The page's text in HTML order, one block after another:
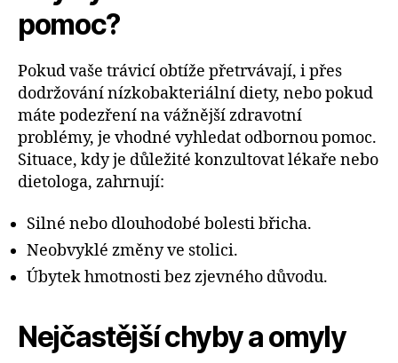
pomoc?
Pokud vaše trávicí obtíže přetrvávají, i přes
dodržování nízkobakteriální diety, nebo pokud
máte podezření na vážnější zdravotní
problémy, je vhodné vyhledat odbornou pomoc.
Situace, kdy je důležité konzultovat lékaře nebo
dietologa, zahrnují:
Silné nebo dlouhodobé bolesti břicha.
Neobvyklé změny ve stolici.
Úbytek hmotnosti bez zjevného důvodu.
Nejčastější chyby a omyly